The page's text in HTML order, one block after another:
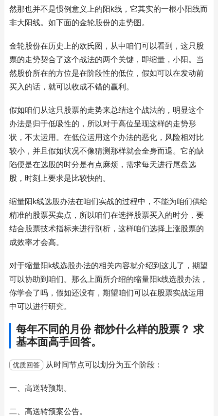
然那也并不是惯例意义上的阳k线，它其实的一根小阳线而
非大阳线。如下面的金轮股份的走势图。
金轮股份在历史上的欧氏图，从中咱们可以看到，这只股
票的走势契合了这个战法的两个关键，即缩量，小阳。当
然股价所在的方位是在阶段性的低位，假如可以在发动前
买入的话，就可以收成不错的赢利。
假如咱们从这只股票的走势来总结这个战法的，明显这个
办法是归于低吸性的，所以对于高位呈现这样的走势形
状，不太运用。在低位运用这个办法的恶化，风险相对比
较小，并且假如状况不像猜测那样就会全身而退。它的缺
陷便是在选股的时分是有点麻烦，需求每天进行尾盘选
股，时刻上要求是比较快的。
缩量阳k线选股办法在咱们实战的过程中，不能为咱们供给
精准的股票买卖点，所以咱们在选择股票买入的时分，要
结合股票技术指标来进行剖析，这样咱们选择上涨股票的
成效率才会高。
对于缩量阳k线选股办法的相关内容就介绍到这儿了，期望
可以协助到咱们。那么上面所介绍的缩量阳k线选股办法，
你学会了吗，假如还没有，期望咱们可以在股票实战运用
中可以进行研究。
每年不同的月份 都炒什么样的股票？ 求
基本面高手回答。
优质回答 从时间节点可以划分为五个阶段：
一、高送转预期。
二、高送转预案公告。